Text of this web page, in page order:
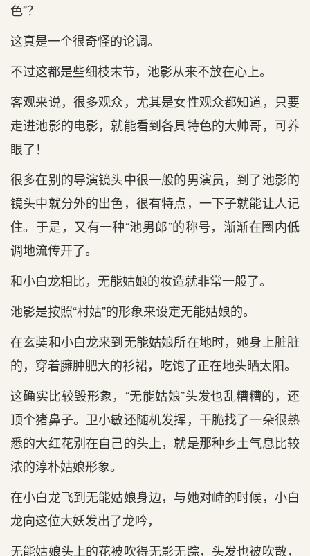
色”？
这真是一个很奇怪的论调。
不过这都是些细枝末节，池影从来不放在心上。
客观来说，很多观众，尤其是女性观众都知道，只要
走进池影的电影，就能看到各具特色的大帅哥，可养
眼了！
很多在别的导演镜头中很一般的男演员，到了池影的
镜头中就分外的出色，很有特点，一下子就能让人记
住。于是，又有一种“池男郎”的称号，渐渐在圈内低
调地流传开了。
和小白龙相比，无能姑娘的妆造就非常一般了。
池影是按照“村姑”的形象来设定无能姑娘的。
在玄奘和小白龙来到无能姑娘所在地时，她身上脏脏
的，穿着臃肿肥大的衫裙，吃饱了正在地头晒太阳。
这确实比较毁形象，“无能姑娘”头发也乱糟糟的，还
顶个猪鼻子。卫小敏还随机发挥，干脆找了一朵很熟
悉的大红花别在自己的头上，就是那种乡土气息比较
浓的淳朴姑娘形象。
在小白龙飞到无能姑娘身边，与她对峙的时候，小白
龙向这位大妖发出了龙吟，
无能姑娘头上的花被吹得无影无踪，头发也被吹散，